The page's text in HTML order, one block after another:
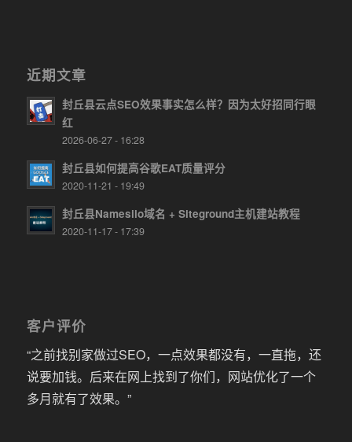
近期文章
封丘县云点SEO效果事实怎么样？因为太好招同行眼
红
2026-06-27 - 16:28
封丘县如何提高谷歌EAT质量评分
2020-11-21 - 19:49
封丘县Namesilo域名 + Siteground主机建站教程
2020-11-17 - 17:39
客户评价
“之前找别家做过SEO，一点效果都没有，一直拖，还
说要加钱。后来在网上找到了你们，网站优化了一个
多月就有了效果。”